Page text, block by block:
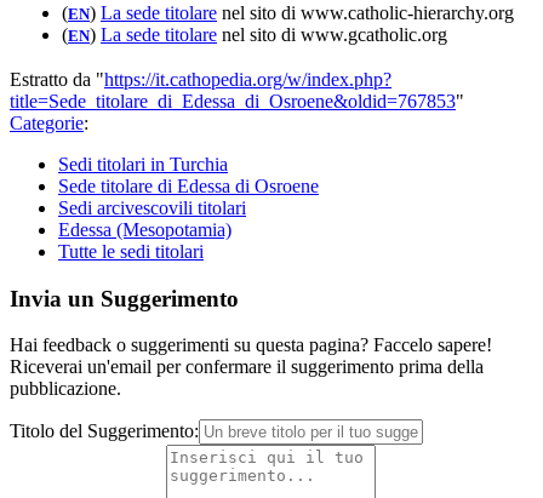
(EN) La sede titolare nel sito di www.catholic-hierarchy.org
(EN) La sede titolare nel sito di www.gcatholic.org
Estratto da "https://it.cathopedia.org/w/index.php?
title=Sede_titolare_di_Edessa_di_Osroene&oldid=767853"
Categorie:
Sedi titolari in Turchia
Sede titolare di Edessa di Osroene
Sedi arcivescovili titolari
Edessa (Mesopotamia)
Tutte le sedi titolari
Invia un Suggerimento
Hai feedback o suggerimenti su questa pagina? Faccelo sapere!
Riceverai un'email per confermare il suggerimento prima della
pubblicazione.
Titolo del Suggerimento: